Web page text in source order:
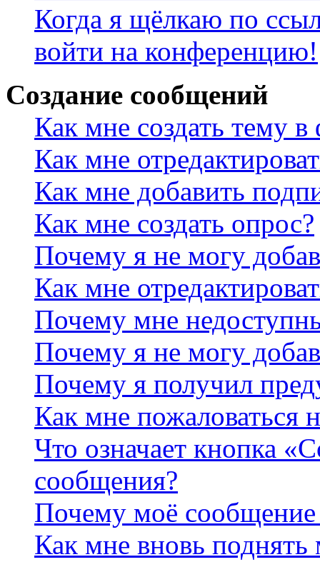
Когда я щёлкаю по
войти на конференцию!
Создание сообщений
Как мне создать тему
Как мне
Как мне добавить
Как мне создать опрос?
Почему я не могу
Как мне
Почему мне
Почему я не могу
Почему я получил
Как мне пожаловаться
Что означает кнопка
сообщения?
Почему моё сообщение
Как мне вновь